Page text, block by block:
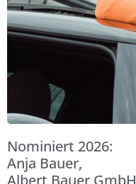
Nominiert 2026:
Anja Bauer,
Albert Bauer GmbH,